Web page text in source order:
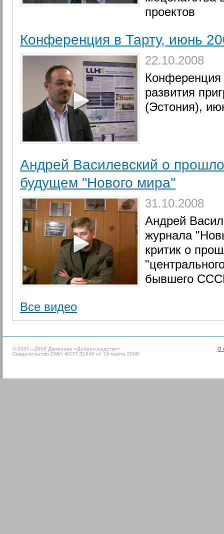
проектов
Конференция в Тарту, июнь
22.10.2008
Конференция
развития
(Эстония),
Андрей Василевский о
будущем ''Нового мира''
31.10.2008
Андрей
журнала
критик о
бывшего
Все видео
О
© 2007—2008 Движение «Добрососедство»
Свидетельство СМИ: ФС77-31540 от 19 марта 2008